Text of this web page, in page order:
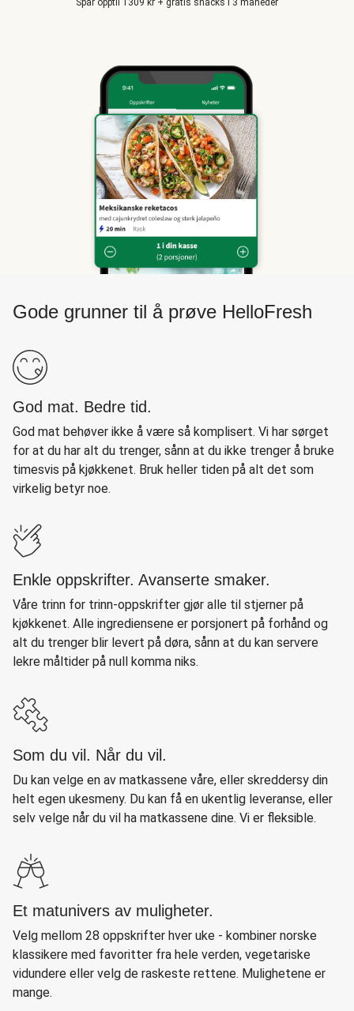
Gode grunner til å prøve HelloFresh
God mat. Bedre tid.
God mat behøver ikke å være så komplisert. Vi har sørget
for at du har alt du trenger, sånn at du ikke trenger å bruke
timesvis på kjøkkenet. Bruk heller tiden på alt det som
virkelig betyr noe.
Enkle oppskrifter. Avanserte smaker.
Våre trinn for trinn-oppskrifter gjør alle til stjerner på
kjøkkenet. Alle ingrediensene er porsjonert på forhånd og
alt du trenger blir levert på døra, sånn at du kan servere
lekre måltider på null komma niks.
Som du vil. Når du vil.
Du kan velge en av matkassene våre, eller skreddersy din
helt egen ukesmeny. Du kan få en ukentlig leveranse, eller
selv velge når du vil ha matkassene dine. Vi er fleksible.
Et matunivers av muligheter.
Velg mellom 28 oppskrifter hver uke - kombiner norske
klassikere med favoritter fra hele verden, vegetariske
vidundere eller velg de raskeste rettene. Mulighetene er
mange.